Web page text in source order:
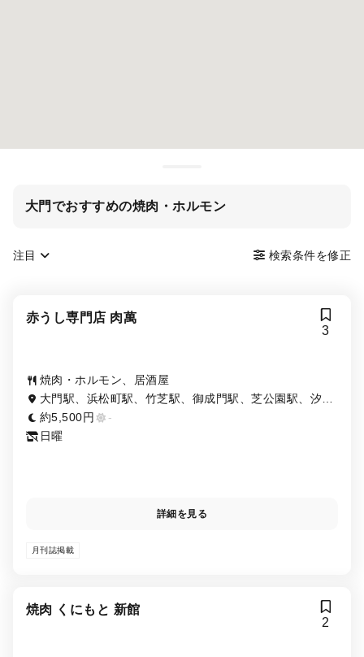
大門でおすすめの焼肉・ホルモン
注目 検索条件を修正
赤うし専門店 肉萬
3
焼肉・ホルモン、居酒屋
大門駅、浜松町駅、竹芝駅、御成門駅、芝公園駅、汐留
駅
約5,500円
-
日曜
詳細を見る
月刊誌掲載
焼肉 くにもと 新館
2